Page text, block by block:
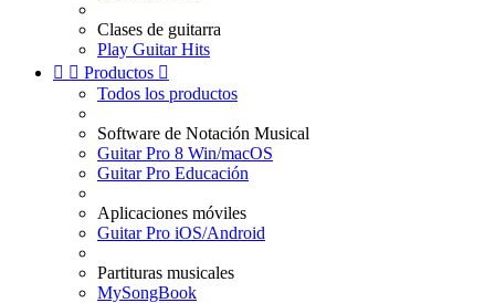
Clases de guitarra
Play Guitar Hits
  Productos 
Todos los productos
Software de Notación Musical
Guitar Pro 8 Win/macOS
Guitar Pro Educación
Aplicaciones móviles
Guitar Pro iOS/Android
Partituras musicales
MySongBook